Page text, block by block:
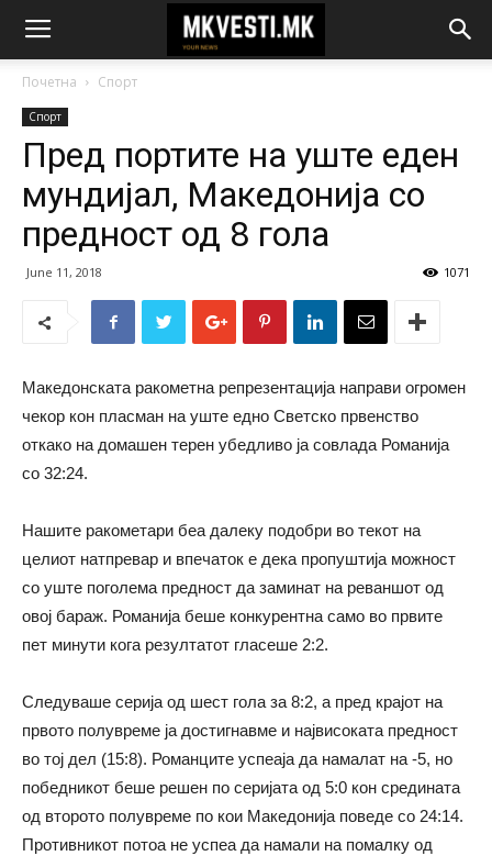
Почетна Спорт
Спорт
Пред портите на уште еден
мундијал, Македонија со
предност од 8 гола
June 11, 2018 1071
Македонската ракометна репрезентација направи огромен
чекор кон пласман на уште едно Светско првенство
откако на домашен терен убедливо ја совлада Романија
со 32:24.
Нашите ракометари беа далеку подобри во текот на
целиот натпревар и впечаток е дека пропуштија можност
со уште поголема предност да заминат на реваншот од
овој бараж. Романија беше конкурентна само во првите
пет минути кога резултатот гласеше 2:2.
Следуваше серија од шест гола за 8:2, а пред крајот на
првото полувреме ја достигнавме и највисоката предност
во тој дел (15:8). Романците успеаја да намалат на -5, но
победникот беше решен по серијата од 5:0 кон средината
од второто полувреме по кои Македонија поведе со 24:14.
Противникот потоа не успеа да намали на помалку од